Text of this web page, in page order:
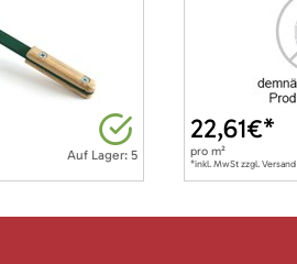
Auf Lager: 5
22,61€*
prom²
*inkl. MwSt zzgl. Versand